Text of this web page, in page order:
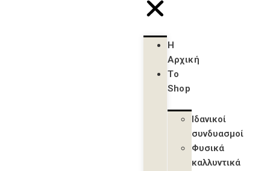
Η
Αρχική
Το
Shop
Ιδανικοί
συνδυασμοί
Φυσικά
καλλυντικά